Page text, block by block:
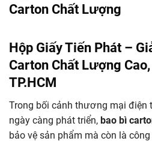
Carton Chất Lượng
Hộp Giấy Tiến Phát –
Carton Chất Lượng Cao,
TP.HCM
Trong bối cảnh thương mại điện
ngày càng phát triển, bao bì
bảo vệ sản phẩm mà còn là